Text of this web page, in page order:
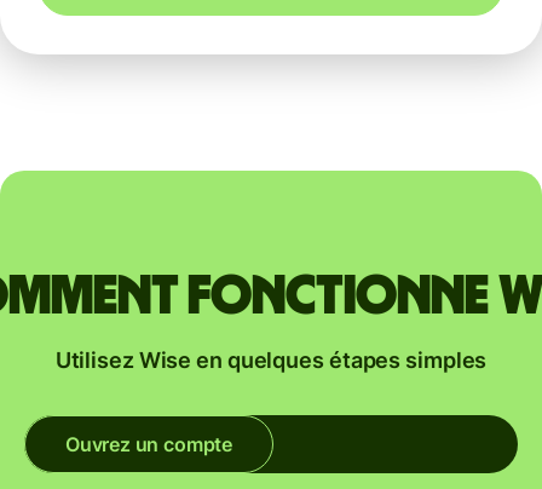
fonctionne
Utilisez Wise en quelques étapes simples
Ouvrez un compte